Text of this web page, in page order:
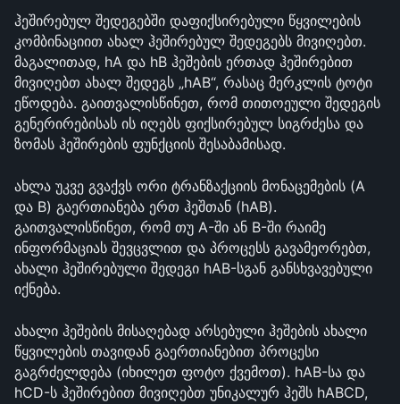
ჰეშირებულ შედეგებში დაფიქსირებული წყვილების
კომბინაციით ახალ ჰეშირებულ შედეგებს მივიღებთ.
მაგალითად, hA და hB ჰეშების ერთად ჰეშირებით
მივიღებთ ახალ შედეგს „hAB“, რასაც მერკლის ტოტი
ეწოდება. გაითვალისწინეთ, რომ თითოეული შედეგის
გენერირებისას ის იღებს ფიქსირებულ სიგრძესა და
ზომას ჰეშირების ფუნქციის შესაბამისად.
ახლა უკვე გვაქვს ორი ტრანზაქციის მონაცემების (A
და B) გაერთიანება ერთ ჰეშთან (hAB).
გაითვალისწინეთ, რომ თუ A-ში ან B-ში რაიმე
ინფორმაციას შევცვლით და პროცესს გავამეორებთ,
ახალი ჰეშირებული შედეგი hAB-სგან განსხვავებული
იქნება.
ახალი ჰეშების მისაღებად არსებული ჰეშების ახალი
წყვილების თავიდან გაერთიანებით პროცესი
გაგრძელდება (იხილეთ ფოტო ქვემოთ). hAB-სა და
hCD-ს ჰეშირებით მივიღებთ უნიკალურ ჰეშს hABCD,